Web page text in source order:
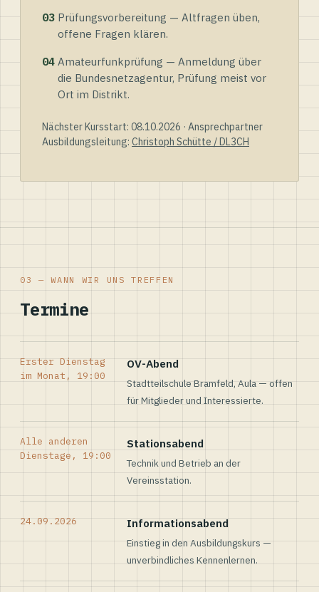
03 Prüfungsvorbereitung — Altfragen üben,
offene Fragen klären.
04 Amateurfunkprüfung — Anmeldung über
die Bundesnetzagentur, Prüfung meist vor
Ort im Distrikt.
Nächster Kursstart: 08.10.2026 · Ansprechpartner
Ausbildungsleitung: Christoph Schütte / DL3CH
03 — WANN WIR UNS TREFFEN
Termine
Erster Dienstag
im Monat, 19:00
OV-Abend
Stadtteilschule Bramfeld, Aula — offen
für Mitglieder und Interessierte.
Alle anderen
Dienstage, 19:00
Stationsabend
Technik und Betrieb an der
Vereinsstation.
24.09.2026 Informationsabend
Einstieg in den Ausbildungskurs —
unverbindliches Kennenlernen.